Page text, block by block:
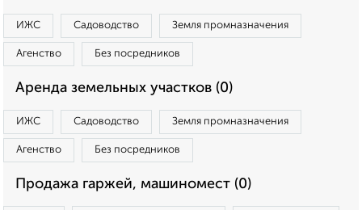
ИЖС Садоводство Земля промназначения
Агенство Без посредников
Аренда земельных участков (0)
ИЖС Садоводство Земля промназначения
Агенство Без посредников
Продажа гаржей, машиномест (0)